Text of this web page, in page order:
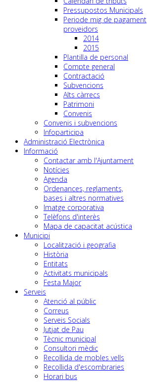
Pressupostos Municipals
Periode mig de pagament
proveidors
2014
2015
Plantilla de personal
Compte general
Contractació
Subvencions
Alts càrrecs
Patrimoni
Convenis
Convenis i subvencions
Infoparticipa
Administració Electrònica
Informació
Contactar amb l'Ajuntament
Notícies
Agenda
Ordenances, reglaments,
bases i altres normatives
Imatge corporativa
Telèfons d'interès
Mapa de capacitat acústica
Municipi
Localització i geografia
Història
Entitats
Activitats municipals
Festa Major
Serveis
Atenció al públic
Correus
Serveis Socials
Jutjat de Pau
Tècnic municipal
Consultori mèdic
Recollida de mobles vells
Recollida d'escombraries
Horari bus